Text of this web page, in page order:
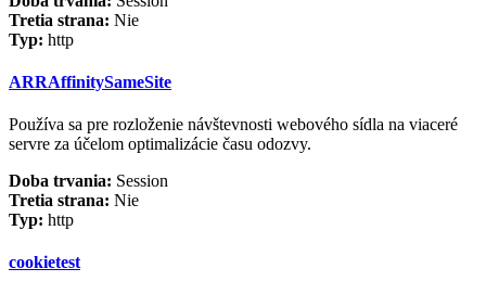
Tretia strana: Nie
Typ: http
ARRAffinitySameSite
Používa sa pre rozloženie návštevnosti webového sídla na viaceré
servre za účelom optimalizácie času odozvy.
Doba trvania: Session
Tretia strana: Nie
Typ: http
cookietest